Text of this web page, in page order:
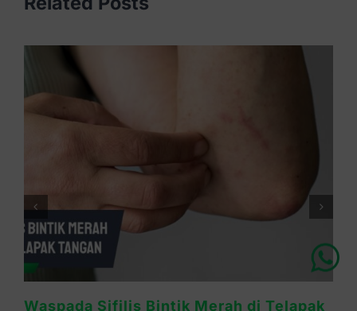
Waspada Sifilis Bintik Merah di Telapak